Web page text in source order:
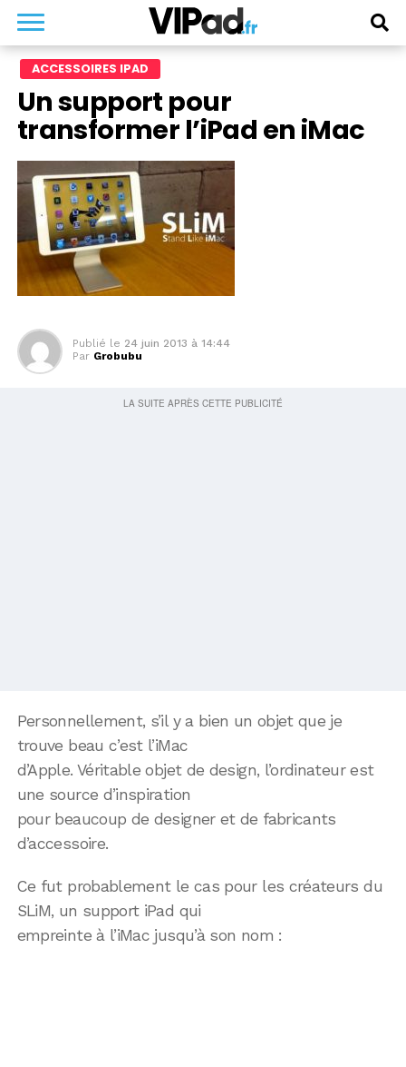
ACCESSOIRES IPAD
Un support pour
transformer l’iPad en iMac
Publié le 24 juin 2013 à 14:44
Par Grobubu
Personnellement, s’il y a bien un objet que je
trouve beau c’est l’iMac
d’Apple. Véritable objet de design, l’ordinateur est
une source d’inspiration
pour beaucoup de designer et de fabricants
d’accessoire.
Ce fut probablement le cas pour les créateurs du
SLiM, un support iPad qui
empreinte à l’iMac jusqu’à son nom :